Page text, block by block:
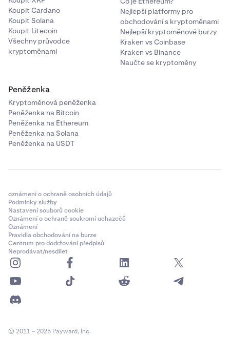
Koupit Cardano
Koupit Solana
Koupit Litecoin
Všechny průvodce
kryptoměnami
Nejlepší platformy pro
obchodování s kryptoměnami
Nejlepší kryptoměnové burzy
Kraken vs Coinbase
Kraken vs Binance
Naučte se kryptoměny
Peněženka
Kryptoměnová peněženka
Peněženka na Bitcoin
Peněženka na Ethereum
Peněženka na Solana
Peněženka na USDT
oznámení o ochraně osobních údajů
Podmínky služby
Nastavení souborů cookie
Oznámení o ochraně soukromí uchazečů
Oznámení
Pravidla obchodování na burze
Centrum pro dodržování předpisů
Neprodávat/nesdílet
© 2011 – 2026 Payward, Inc.